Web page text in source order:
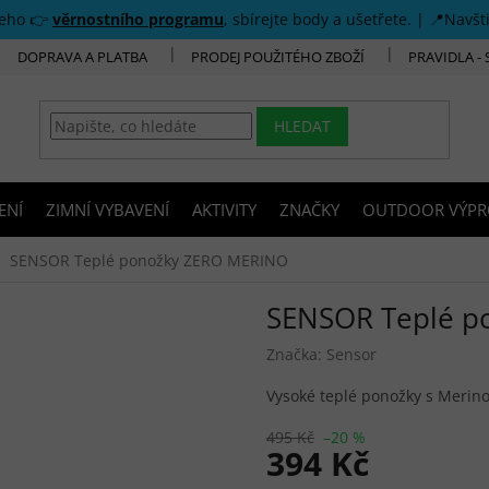
👉 věrnostního programu, sbírejte body a ušetřete. |
DOPRAVA A PLATBA PRODEJ POUŽITÉHO ZBOŽÍ PRAVIDLA -
HLEDAT
ZIMNÍ VYBAVENÍ AKTIVITY ZNAČKY OUTDOOR
SENSOR Teplé ponožky ZERO MERINO
SENSOR Teplé
Značka: Sensor
495 Kč –20 %
394 Kč
Vysoké teplé ponožky s